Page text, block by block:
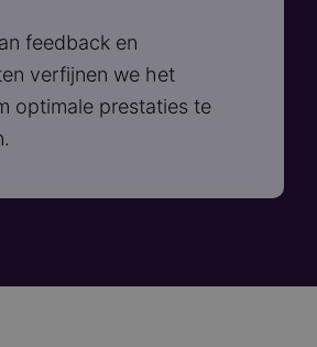
feedback en
verfijnen we het
optimale prestaties te